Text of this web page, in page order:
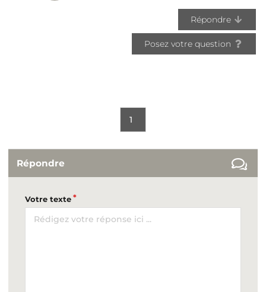
Répondre
Posez votre question
1
Répondre
Votre texte